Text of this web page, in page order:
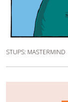
STUPS: MASTERMIND